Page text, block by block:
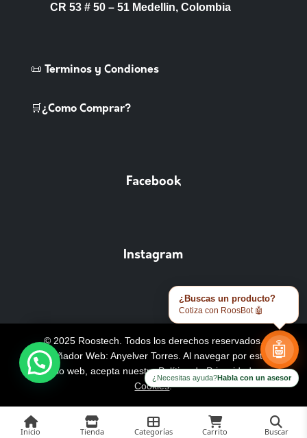
CR 53 # 50 – 51 Medellin, Colombia
📜 Terminos y Condiones
🛒¿Como Comprar?
Facebook
Instagram
© 2025 Roostech. Todos los derechos reservados.
Diseñador Web: Anyelver Torres . Al navegar por este
sitio web, acepta nuestraPolítica de Privacidad y
Cookies.
Inicio Tienda Categorías Carrito Buscar
¿Buscas un producto?
Cotiza con RoosBot 🤖
🤖
¿Necesitas ayuda?Habla con un asesor